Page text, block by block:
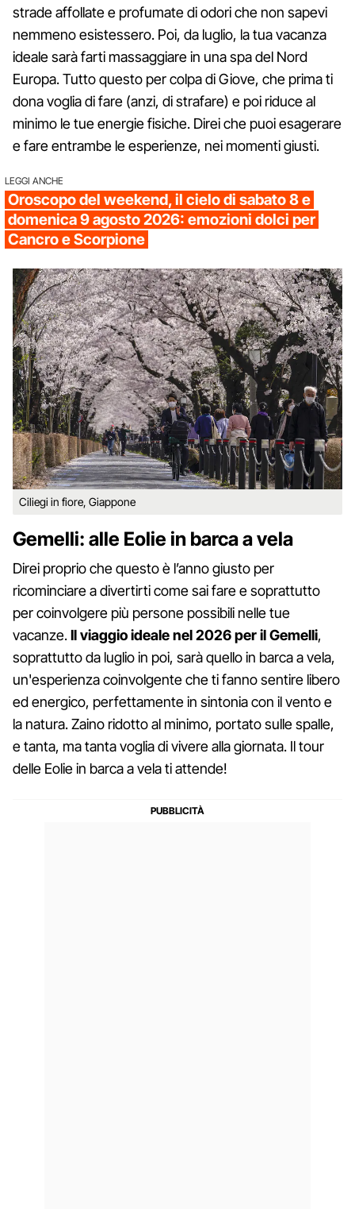
strade affollate e profumate di odori che non sapevi
nemmeno esistessero. Poi, da luglio, la tua vacanza
ideale sarà farti massaggiare in una spa del Nord
Europa. Tutto questo per colpa di Giove, che prima ti
dona voglia di fare (anzi, di strafare) e poi riduce al
minimo le tue energie fisiche. Direi che puoi esagerare
e fare entrambe le esperienze, nei momenti giusti.
LEGGI ANCHE
Oroscopo del weekend, il cielo di sabato 8 e
domenica 9 agosto 2026: emozioni dolci per
Cancro e Scorpione
Ciliegi in fiore, Giappone
Gemelli: alle Eolie in barca a vela
Direi proprio che questo è l’anno giusto per
ricominciare a divertirti come sai fare e soprattutto
per coinvolgere più persone possibili nelle tue
vacanze.Il viaggio ideale nel 2026 per il Gemelli,
soprattutto da luglio in poi, sarà quello in barca a vela,
un'esperienza coinvolgente che ti fanno sentire libero
ed energico, perfettamente in sintonia con il vento e
la natura. Zaino ridotto al minimo, portato sulle spalle,
e tanta, ma tanta voglia di vivere alla giornata. Il tour
delle Eolie in barca a vela ti attende!